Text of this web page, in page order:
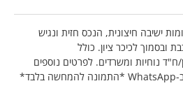
ישיבה חיצונית, הנכס חזית ונגיש
ובסמוך לכיכר ציון. כולל
נוחיות ומשרדים. לפרטים נוספים
אתם מוזמנים להתכתב איתנו ב-WhatsApp *התמונה להמחשה בלבד*